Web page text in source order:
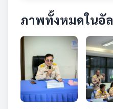
ภาพทั้งหมดในอั